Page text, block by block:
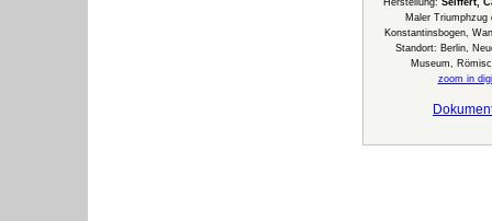
Herstellung: Seiffert,
Maler Triumphzug
Konstantinsbogen,
Standort: Berlin,
Museum,
zoom in